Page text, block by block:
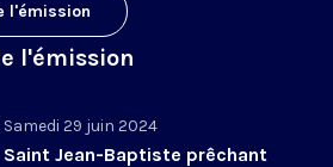
l'émission
l'émission
Samedi 29 juin 2024
Saint Jean-Baptiste prêchant